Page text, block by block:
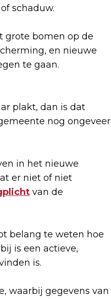
schaduw.
grote bomen op de
en nieuwe
te gaan.
plakt, dan is dat
nog ongeveer
in het nieuwe
er niet of niet
van de
belang te weten hoe
is een actieve,
is.
waarbij gegevens van